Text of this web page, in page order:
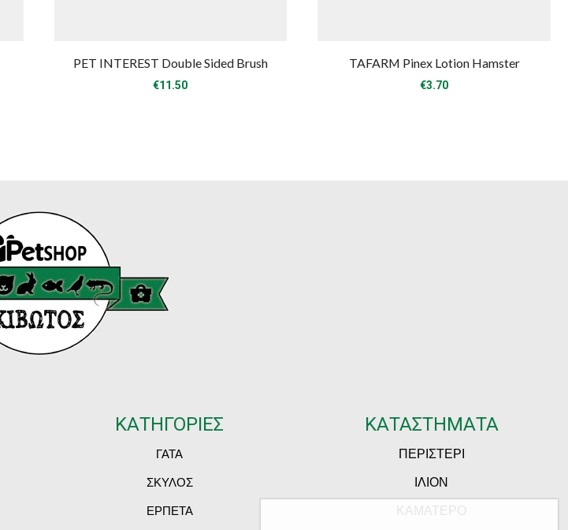
PET INTEREST Double Sided Brush
€11.50
TAFARM Pinex Lotion Hamster
€3.70
ΚΑΤΗΓΟΡΙΕΣ
ΓΑΤΑ
ΣΚΥΛΟΣ
ΕΡΠΕΤΑ
ΚΑΤΑΣΤΗΜΑΤΑ
ΠΕΡΙΣΤΕΡΙ
ΙΛΙΟΝ